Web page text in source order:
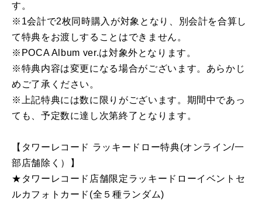
す。
※1会計で2枚同時購入が対象となり、別会計を合算し
て特典をお渡しすることはできません。
※POCA Album ver.は対象外となります。
※特典内容は変更になる場合がございます。あらかじ
めご了承ください。
※上記特典には数に限りがございます。期間中であっ
ても、予定数に達し次第終了となります。
【タワーレコード ラッキードロー特典(オンライン/一
部店舗除く）】
★タワーレコード店舗限定ラッキードローイベントセ
ルカフォトカード(全５種ランダム)